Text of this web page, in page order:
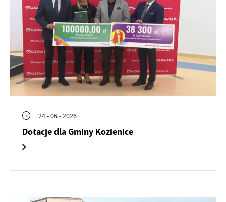
24 - 06 - 2026
Dotacje dla Gminy Kozienice